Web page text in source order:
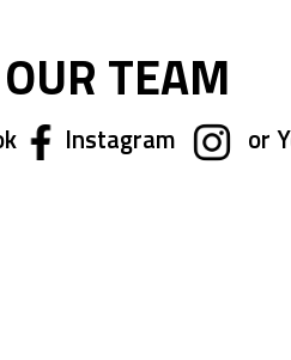
TEAM
Instagram or